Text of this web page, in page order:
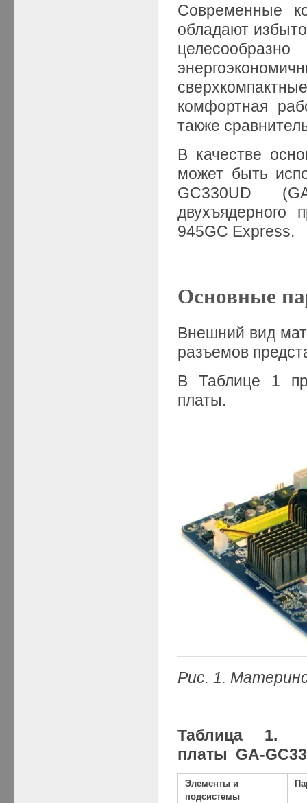
Современные
обладают
комфортная
также
В качестве
может быть
GC330UD
двухъядерного
945GС Express.
Основные
Внешний вид
разъемов
В Таблице 1
платы.
Рис. 1.
Таблица 1.
платы GA-
Элементы и
подсистемы